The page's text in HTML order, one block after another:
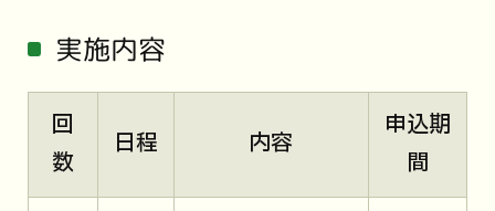
実施内容
回
数
日程 内容
申込期
間